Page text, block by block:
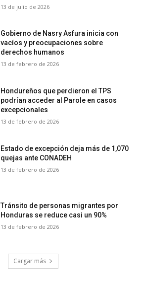
13 de julio de 2026
Gobierno de Nasry Asfura inicia con
vacíos y preocupaciones sobre
derechos humanos
13 de febrero de 2026
Hondureños que perdieron el TPS
podrían acceder al Parole en casos
excepcionales
13 de febrero de 2026
Estado de excepción deja más de 1,070
quejas ante CONADEH
13 de febrero de 2026
Tránsito de personas migrantes por
Honduras se reduce casi un 90%
13 de febrero de 2026
Cargar más